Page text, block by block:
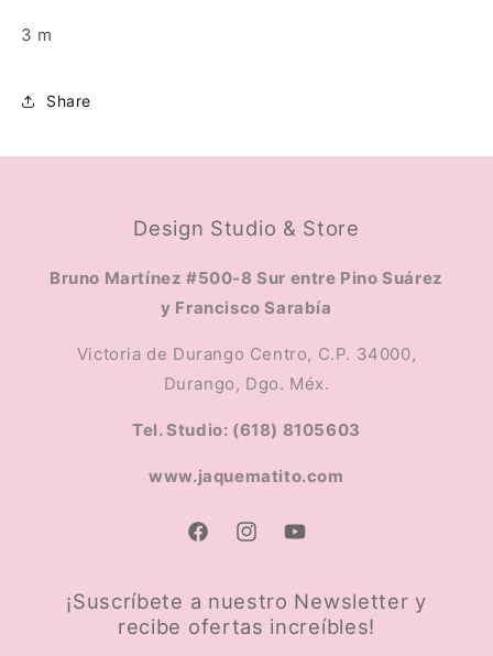
3 m
Share
Design Studio & Store
Bruno Martínez #500-8 Sur entre Pino Suárez
y Francisco Sarabía
Victoria de Durango Centro, C.P. 34000,
Durango, Dgo. Méx.
Tel. Studio: (618) 8105603
www.jaquematito.com
FacebookInstagramYouTube
¡Suscríbete a nuestro Newsletter y
recibe ofertas increíbles!